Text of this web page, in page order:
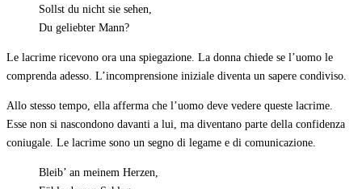
Sollst du nicht sie sehen,
Du geliebter Mann?
Le lacrime ricevono ora una spiegazione. La donna chiede se l’uomo le
comprenda adesso. L’incomprensione iniziale diventa un sapere condiviso.
Allo stesso tempo, ella afferma che l’uomo deve vedere queste lacrime.
Esse non si nascondono davanti a lui, ma diventano parte della confidenza
coniugale. Le lacrime sono un segno di legame e di comunicazione.
Bleib’ an meinem Herzen,